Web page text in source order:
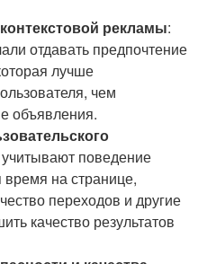
рекламы:
отдавать предпочтение
лучше
чем
объявления.
поведение
время на странице,
переходов и другие
качество результатов